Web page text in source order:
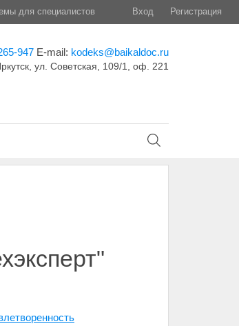
для специалистов Вход Регистрация
947 E-mail: kodeks@baikaldoc.ru
ул. Советская, 109/1, оф. 221